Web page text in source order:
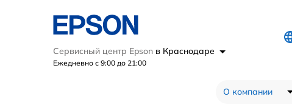
Сервисный центр Epson в Краснодаре
Ежедневно с 9:00 до 21:00
О компании